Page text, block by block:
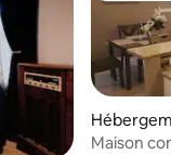
Maison